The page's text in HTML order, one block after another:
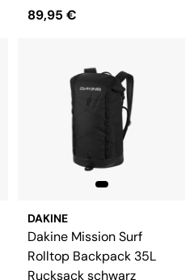
89,95 €
DAKINE
Dakine Mission Surf
Rolltop Backpack 35L
Rucksack schwarz